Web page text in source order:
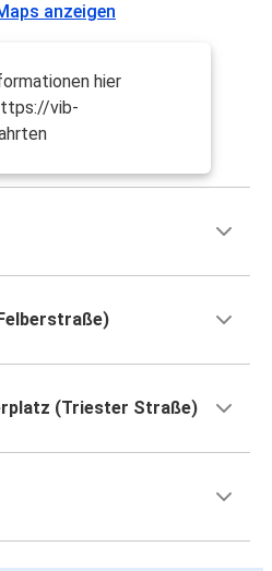
anzeigen
hier
vib-
(Triester Straße)